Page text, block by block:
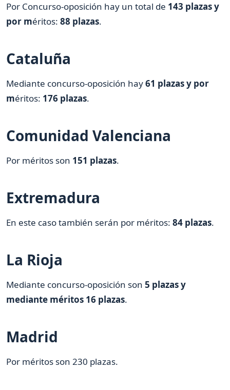
Por Concurso-oposición hay un total de 143 plazas y
por méritos: 88 plazas.
Cataluña
Mediante concurso-oposición hay61 plazas y por
méritos: 176 plazas.
Comunidad Valenciana
Por méritos son 151 plazas.
Extremadura
En este caso también serán por méritos: 84 plazas.
La Rioja
Mediante concurso-oposición son 5 plazas y
mediante méritos 16 plazas.
Madrid
Por méritos son 230 plazas.